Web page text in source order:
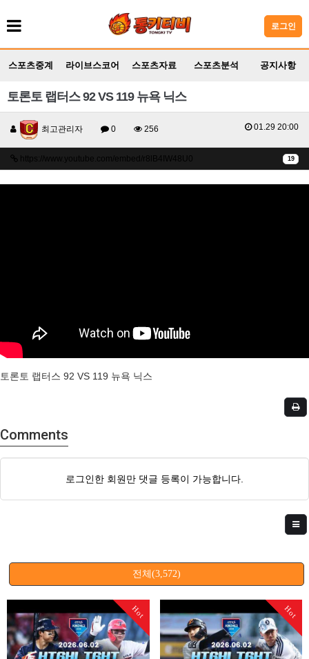
로그인
스포츠중계 라이브스코어 스포츠자료 스포츠분석 공지사항
토론토 랩터스 92 VS 119 뉴욕 닉스
최고관리자 0 256 01.29 20:00
19
https://www.youtube.com/embed/r8lB4IW48U0
토론토 랩터스 92 VS 119 뉴욕 닉스
Comments
로그인한 회원만 댓글 등록이 가능합니다.
전체(3,572)
Hot Hot